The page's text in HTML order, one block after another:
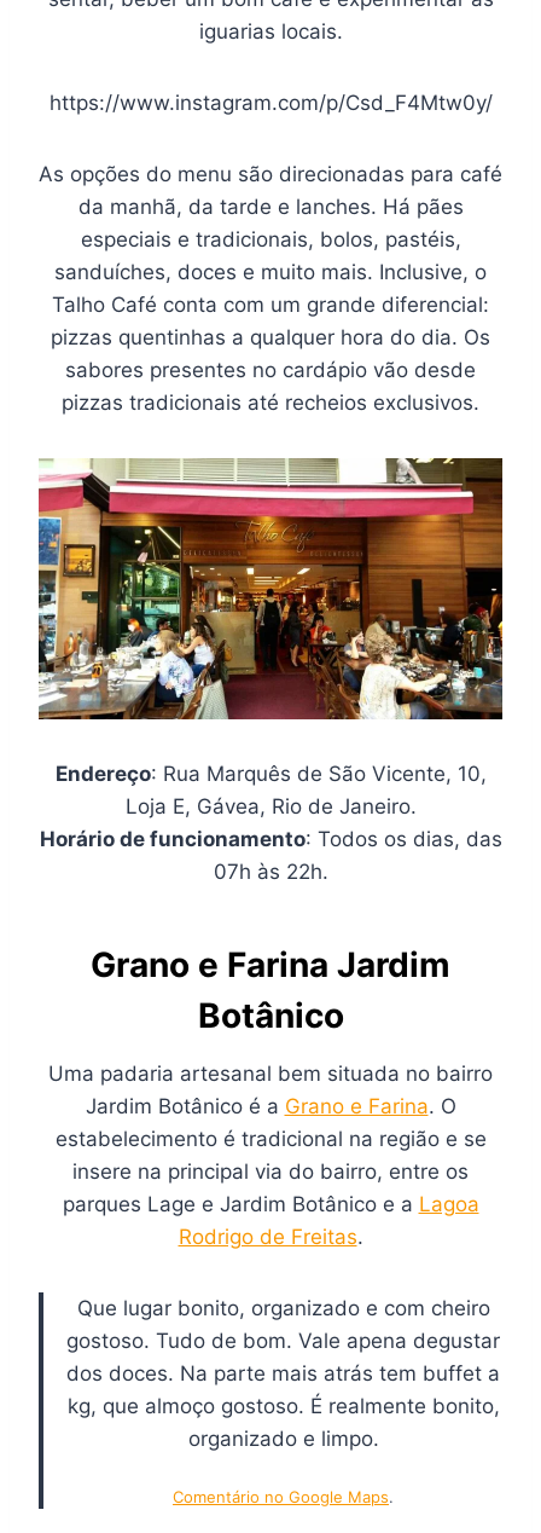
iguarias locais.
https://www.instagram.com/p/Csd_F4Mtw0y/
As opções do menu são direcionadas para café
da manhã, da tarde e lanches. Há pães
especiais e tradicionais, bolos, pastéis,
sanduíches, doces e muito mais. Inclusive, o
Talho Café conta com um grande diferencial:
pizzas quentinhas a qualquer hora do dia. Os
sabores presentes no cardápio vão desde
pizzas tradicionais até recheios exclusivos.
Endereço: Rua Marquês de São Vicente, 10,
Loja E, Gávea, Rio de Janeiro.
Horário de funcionamento: Todos os dias, das
07h às 22h.
Grano e Farina Jardim
Botânico
Uma padaria artesanal bem situada no bairro
Jardim Botânico é a Grano e Farina. O
estabelecimento é tradicional na região e se
insere na principal via do bairro, entre os
parques Lage e Jardim Botânico e a Lagoa
Rodrigo de Freitas.
Que lugar bonito, organizado e com cheiro
gostoso. Tudo de bom. Vale apena degustar
dos doces. Na parte mais atrás tem buffet a
kg, que almoço gostoso. É realmente bonito,
organizado e limpo.
Comentário no Google Maps.